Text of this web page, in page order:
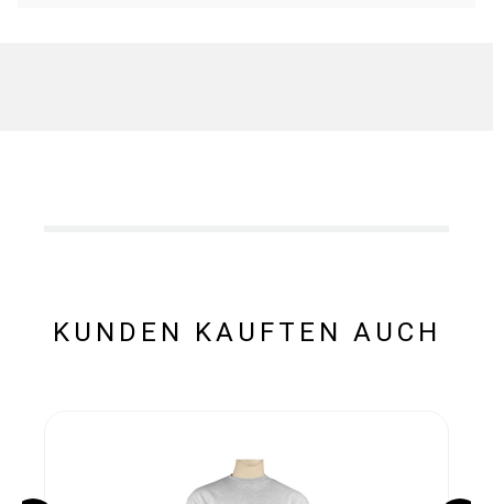
KUNDEN KAUFTEN AUCH